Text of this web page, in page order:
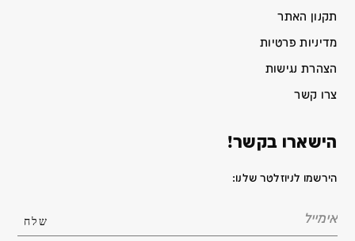
תקנון האתר
מדיניות פרטיות
הצהרת נגישות
צרו קשר
הישארו בקשר!
הירשמו לניוזלטר שלנו: